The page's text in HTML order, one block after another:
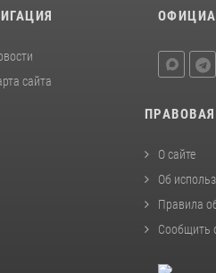
сайта
О сайте
Об
Правила
Сообщить